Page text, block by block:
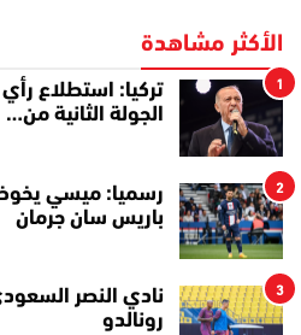
الأكثر مشاهدة
1
تركيا: استطلاع
الجولة الثانية من…
2
رسميا: ميسي يخوض
باريس سان جرمان
3
نادي النصر
رونالدو